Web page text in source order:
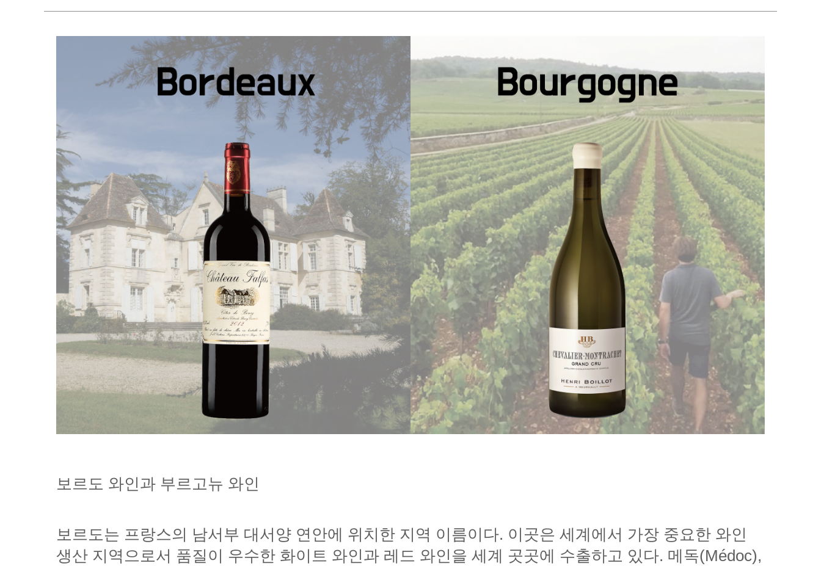
보르도 와인과 부르고뉴 와인